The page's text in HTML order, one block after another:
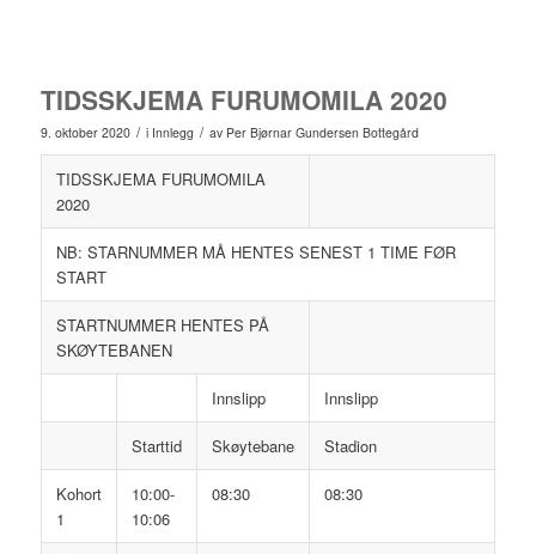
TIDSSKJEMA FURUMOMILA 2020
9. oktober 2020 / i Innlegg / av Per Bjørnar Gundersen Bottegård
TIDSSKJEMA FURUMOMILA
2020
NB: STARNUMMER MÅ HENTES SENEST 1 TIME FØR
START
STARTNUMMER HENTES PÅ
SKØYTEBANEN
Innslipp Innslipp
Starttid Skøytebane Stadion
Kohort
1
10:00-
10:06
08:30 08:30